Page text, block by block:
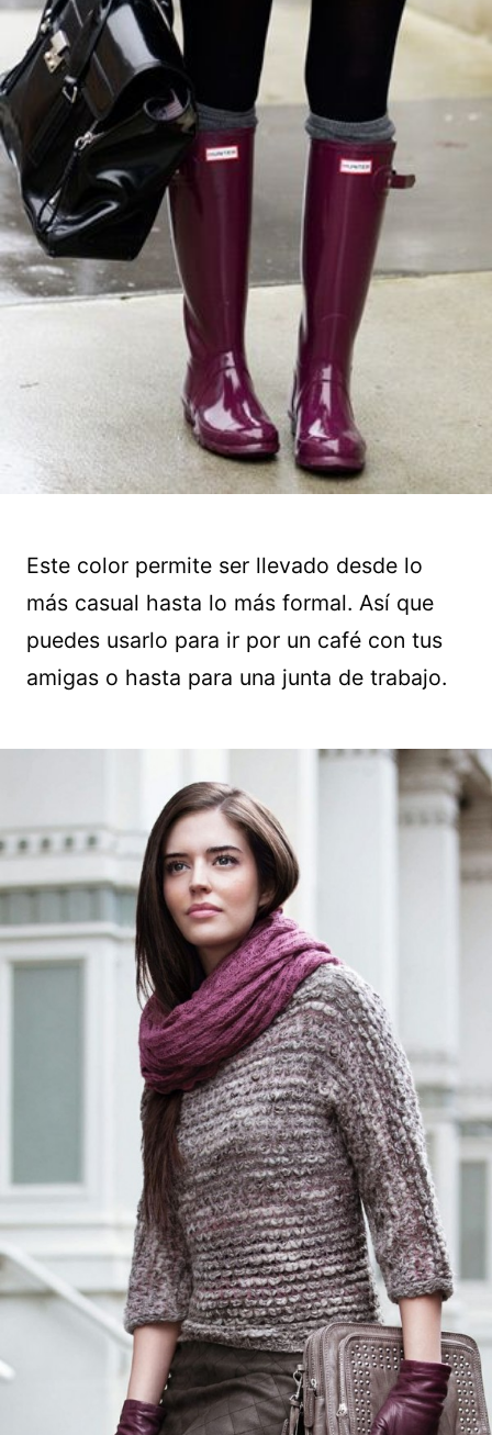
Este color permite ser llevado desde lo
más casual hasta lo más formal. Así que
puedes usarlo para ir por un café con tus
amigas o hasta para una junta de trabajo.